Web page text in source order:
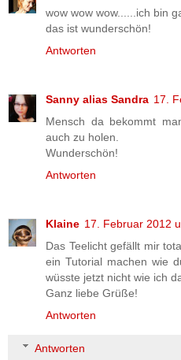
wow wow wow......ich bin
das ist wunderschön!
Antworten
Sanny alias Sandra 17.
Mensch da bekommt
auch zu holen.
Wunderschön!
Antworten
Klaine 17. Februar 2012
Das Teelicht gefällt mir
ein Tutorial machen wie
wüsste jetzt nicht wie ich
Ganz liebe Grüße!
Antworten
Antworten